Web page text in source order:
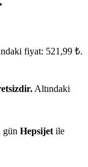
fiyat: 521,99 ₺.
Altındaki
gün Hepsijet ile